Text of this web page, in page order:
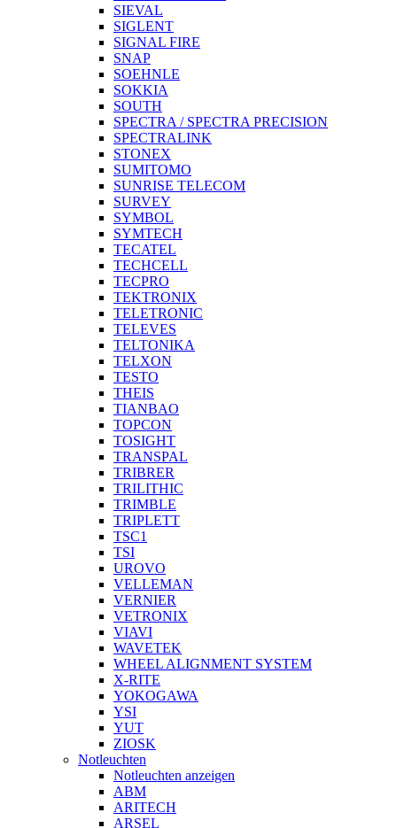
SIEVAL
SIGLENT
SIGNAL FIRE
SNAP
SOEHNLE
SOKKIA
SOUTH
SPECTRA / SPECTRA PRECISION
SPECTRALINK
STONEX
SUMITOMO
SUNRISE TELECOM
SURVEY
SYMBOL
SYMTECH
TECATEL
TECHCELL
TECPRO
TEKTRONIX
TELETRONIC
TELEVES
TELTONIKA
TELXON
TESTO
THEIS
TIANBAO
TOPCON
TOSIGHT
TRANSPAL
TRIBRER
TRILITHIC
TRIMBLE
TRIPLETT
TSC1
TSI
UROVO
VELLEMAN
VERNIER
VETRONIX
VIAVI
WAVETEK
WHEEL ALIGNMENT SYSTEM
X-RITE
YOKOGAWA
YSI
YUT
ZIOSK
Notleuchten
Notleuchten anzeigen
ABM
ARITECH
ARSEL